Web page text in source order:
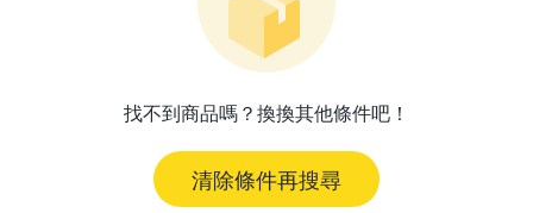
找不到商品嗎？換換其他條件吧！
清除條件再搜尋